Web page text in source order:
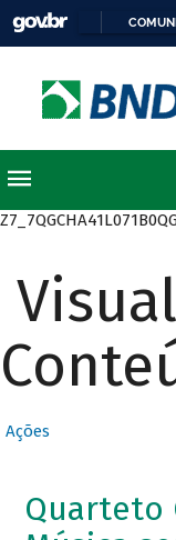
Ações
Quarteto